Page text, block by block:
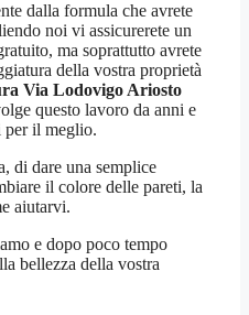
dalla formula che avrete
noi vi assicurerete un
ma soprattutto avrete
della vostra proprietà
Via Lodovigo Ariosto
questo lavoro da anni e
per il meglio.
di dare una semplice
il colore delle pareti, la
aiutarvi.
e dopo poco tempo
bellezza della vostra